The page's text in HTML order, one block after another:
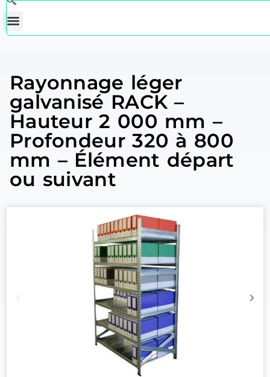
Rayonnage léger
galvanisé RACK –
Hauteur 2 000 mm –
Profondeur 320 à 800
mm – Élément départ
ou suivant